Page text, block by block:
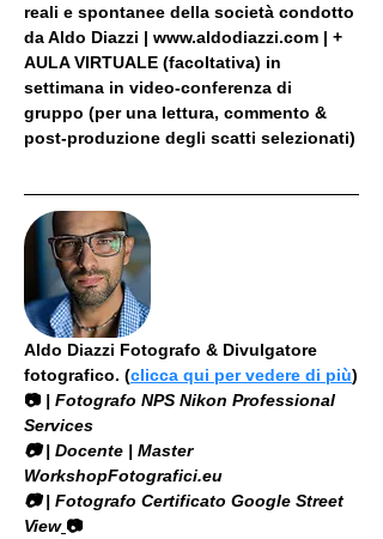
reali e spontanee della società condotto
da Aldo Diazzi | www.aldodiazzi.com | +
AULA VIRTUALE (facoltativa) in
settimana in video-conferenza di
gruppo (per una lettura, commento &
post-produzione degli scatti selezionati)
Aldo Diazzi Fotografo & Divulgatore
fotografico. (clicca qui per vedere di più)
📷 | Fotografo NPS Nikon Professional
Services
​📷 | Docente | Master
WorkshopFotografici.eu
📷 | Fotografo Certificato Google Street
View 📷